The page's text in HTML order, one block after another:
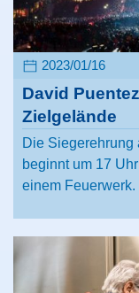
2023/01/16
David
Zielgelände
Die
beginnt um 17
einem Feuerwerk.